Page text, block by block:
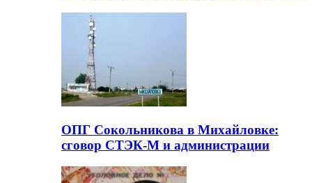
ОПГ Сокольникова в Михайловке:
сговор СТЭК-М и администрации